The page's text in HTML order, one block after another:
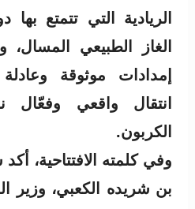
الريادية التي تتمتع
الغاز الطبيعي المسال،
إمدادات موثوقة
انتقال واقعي
الكربون.
وفي كلمته الافتتاحية،
بن شريده الكعبي، وزير